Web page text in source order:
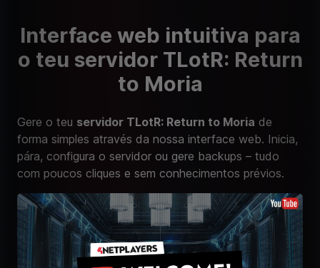
Interface web intuitiva para
o teu servidor TLotR: Return
to Moria
Gere o teu servidor TLotR: Return to Moria de
forma simples através da nossa interface web. Inicia,
pára, configura o servidor ou gere backups – tudo
com poucos cliques e sem conhecimentos prévios.